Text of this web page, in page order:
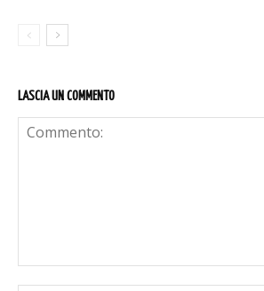
LASCIA UN COMMENTO